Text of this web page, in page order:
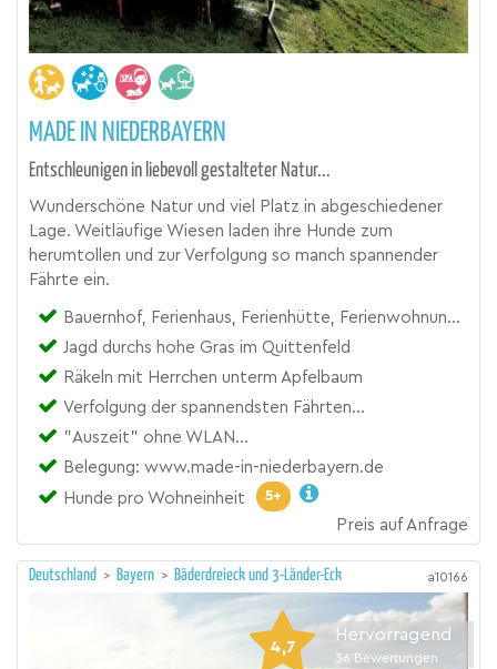
MADE IN NIEDERBAYERN
Entschleunigen in liebevoll gestalteter Natur...
Wunderschöne Natur und viel Platz in abgeschiedener
Lage. Weitläufige Wiesen laden ihre Hunde zum
herumtollen und zur Verfolgung so manch spannender
Fährte ein.
Bauernhof, Ferienhaus, Ferienhütte, Ferienwohnung, Mobile Home
Jagd durchs hohe Gras im Quittenfeld
Räkeln mit Herrchen unterm Apfelbaum
Verfolgung der spannendsten Fährten...
"Auszeit" ohne WLAN...
Belegung: www.made-in-niederbayern.de
Hunde pro Wohneinheit
5+
Preis auf Anfrage
Deutschland > Bayern > Bäderdreieck und 3-Länder-Eck a10166
4,7
Hervorragend
36 Bewertungen